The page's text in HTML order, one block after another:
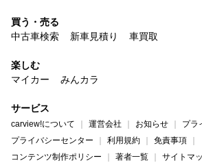
買う・売る
中古車検索
新車見積り 車買取
楽しむ
マイカー
みんカラ
サービス
carview!について 運営会社 お知らせ
プラ
プライバシーセンター
利用規約
免責事項
コンテンツ制作ポリシー
著者一覧
サイトマ